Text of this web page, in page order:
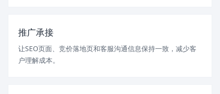
推广承接
让SEO页面、竞价落地页和客服沟通信息保持一致，减少客
户理解成本。